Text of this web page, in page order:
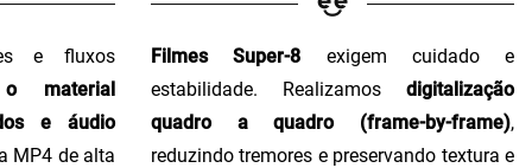
e fluxos
o material
e áudio
MP4 de alta
Filmes Super-8 exigem cuidado e
estabilidade. Realizamos digitalização
quadro a quadro (frame-by-frame),
reduzindo tremores e preservando textura e